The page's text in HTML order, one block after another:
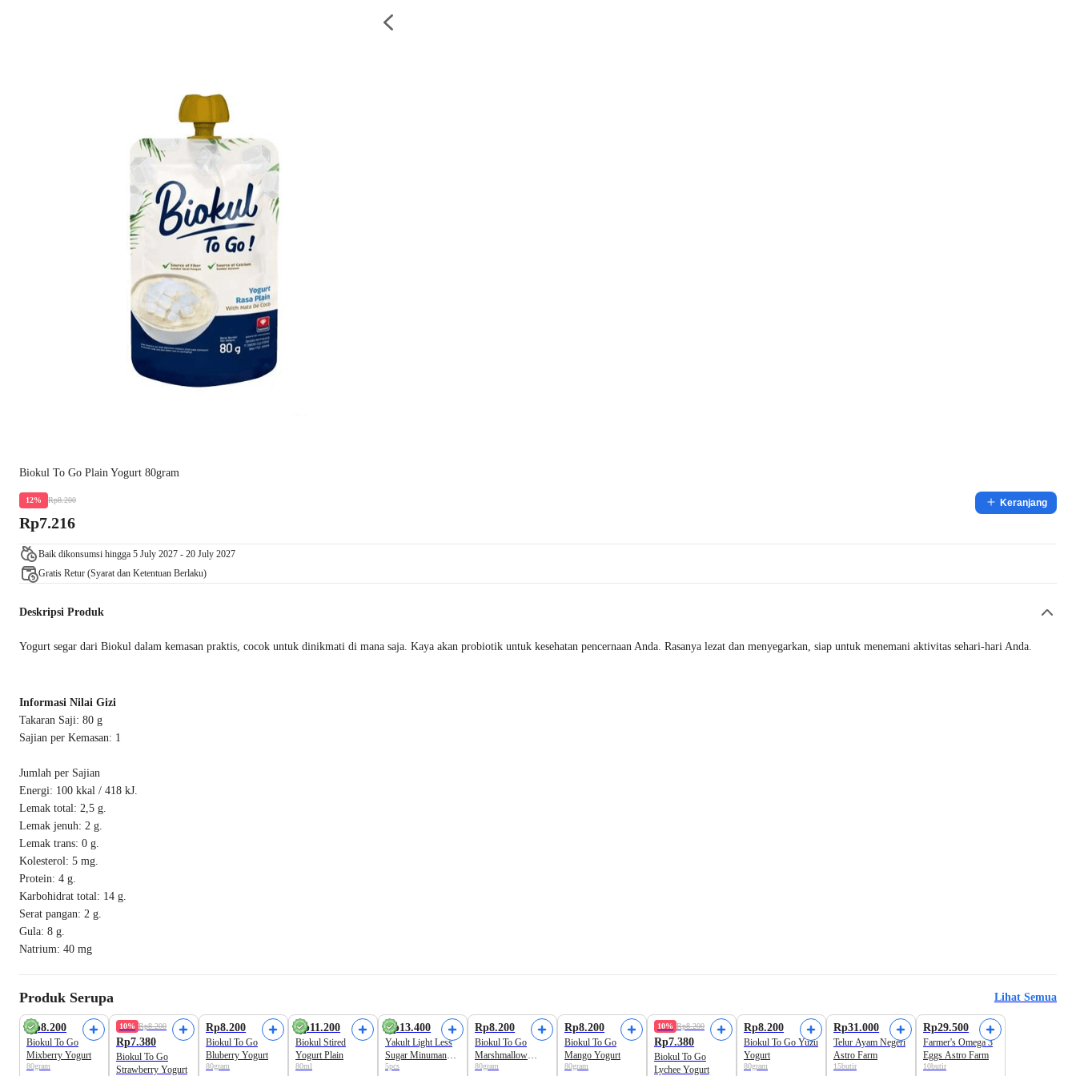
Biokul To Go Plain Yogurt 80gram
12% Rp8.200
Rp7.216
Keranjang
Baik dikonsumsi hingga 5 July 2027 - 20 July 2027
Gratis Retur (Syarat dan Ketentuan Berlaku)
Deskripsi Produk
Yogurt segar dari Biokul dalam kemasan praktis, cocok untuk dinikmati di mana saja. Kaya akan probiotik untuk kesehatan pencernaan Anda. Rasanya lezat dan menyegarkan, siap untuk menemani aktivitas sehari-hari Anda.
Informasi Nilai Gizi
Takaran Saji: 80 g
Sajian per Kemasan: 1
Jumlah per Sajian
Energi: 100 kkal / 418 kJ.
Lemak total: 2,5 g.
Lemak jenuh: 2 g.
Lemak trans: 0 g.
Kolesterol: 5 mg.
Protein: 4 g.
Karbohidrat total: 14 g.
Serat pangan: 2 g.
Gula: 8 g.
Natrium: 40 mg
Produk Serupa Lihat Semua
Rp8.200
Biokul To Go
Mixberry Yogurt
80gram
10% Rp8.200
Rp7.380
Biokul To Go
Strawberry Yogurt
Rp8.200
Biokul To Go
Bluberry Yogurt
80gram
Rp11.200
Biokul Stired
Yogurt Plain
80ml
Rp13.400
Yakult Light Less
Sugar Minuman
Probiotik
5pcs
Rp8.200
Biokul To Go
Marshmallow
Yogurt
80gram
Rp8.200
Biokul To Go
Mango Yogurt
80gram
10% Rp8.200
Rp7.380
Biokul To Go
Lychee Yogurt
Rp8.200
Biokul To Go Yuzu
Yogurt
80gram
Rp31.000
Telur Ayam Negeri
Astro Farm
15butir
Rp29.500
Farmer's Omega 3
Eggs Astro Farm
10butir